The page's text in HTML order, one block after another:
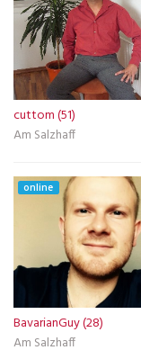
cuttom (51)
Am Salzhaff
online
BavarianGuy (28)
Am Salzhaff